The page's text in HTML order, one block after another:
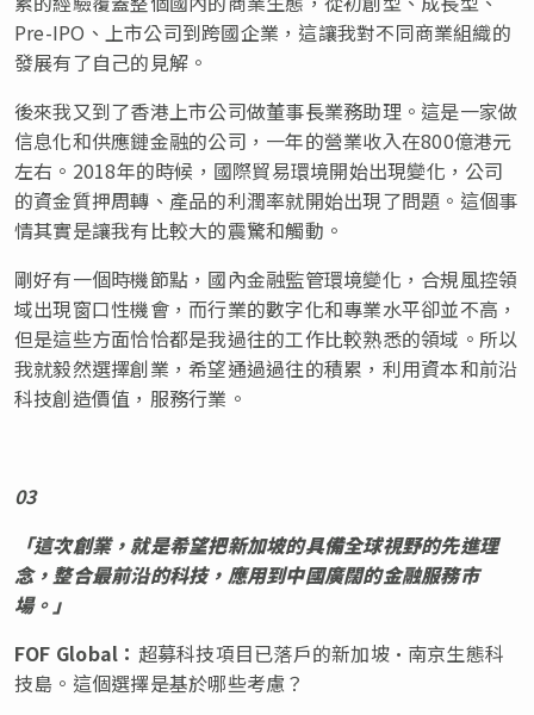
Pre-IPO、上市公司到跨國企業，這讓我對不同商業組織的
發展有了自己的見解。
後來我又到了香港上市公司做董事長業務助理。這是一家做
信息化和供應鏈金融的公司，一年的營業收入在800億港元
左右。2018年的時候，國際貿易環境開始出現變化，公司
的資金質押周轉、產品的利潤率就開始出現了問題。這個事
情其實是讓我有比較大的震驚和觸動。
剛好有一個時機節點，國內金融監管環境變化，合規風控領
域出現窗口性機會，而行業的數字化和專業水平卻並不高，
但是這些方面恰恰都是我過往的工作比較熟悉的領域。所以
我就毅然選擇創業，希望通過過往的積累，利用資本和前沿
科技創造價值，服務行業。
03
「這次創業，就是希望把新加坡的具備全球視野的先進理
念，整合最前沿的科技，應用到中國廣闊的金融服務市
場。」
FOF Global ： 超募科技項目已落戶的新加坡·南京生態科
技島。這個選擇是基於哪些考慮？